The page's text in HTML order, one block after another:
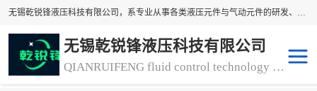
无锡乾锐锋液压科技有限公司，系专业从事各类液压元件与气动元件的研发、生产和销售业务为一体的生产型齿轮泵厂家、液压齿轮泵厂家。主要生产销售风冷式冷却器、液压油风冷却器，冷却器厂家直销、齿轮泵型号、齿轮泵厂家排名详情可来电咨询！
无锡乾锐锋液压科技有限公司
QIANRUIFENG fluid control technology co. LTD